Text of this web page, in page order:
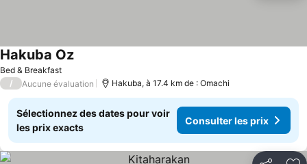
Bed & Breakfast
Hakuba Oz
/ Aucune évaluation Hakuba, à 17.4 km de : Omachi
Sélectionnez des dates pour voir
les prix exacts
Consulter les prix